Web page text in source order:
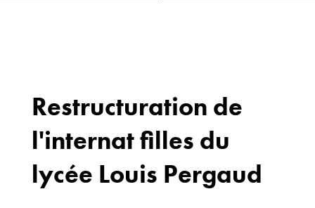
Restructuration de
l'internat filles du
lycée Louis Pergaud
Bureaux
70 avenue du
Drapeau,